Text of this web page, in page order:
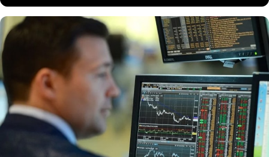
Küresel piyasalar, dün ABD'nin yeni
başkanı Donald Trump'ın dünkü
açıklamalarının ardından negatif
seyirde hareketleniyor.